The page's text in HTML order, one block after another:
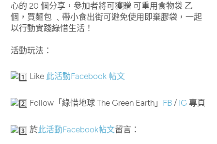
心的 20 個分享，參加者將可獲贈 可重用食物袋 乙
個，買麵包 ﹑帶小食出街可避免使用即棄膠袋，一起
以行動實踐綠惜生活！
活動玩法：
Like 此活動Facebook 帖文
Follow「綠惜地球 The Green Earth」 FB / IG 專頁
於此活動Facebook帖文留言：